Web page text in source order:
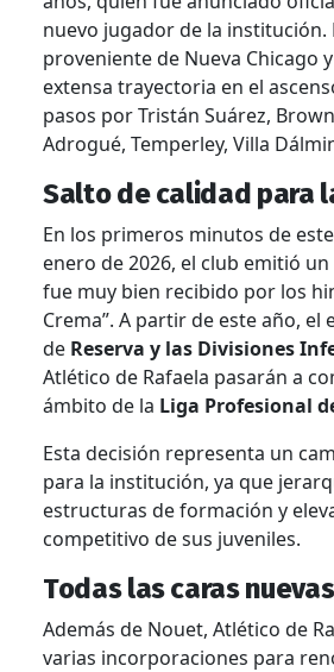
nuevo jugador de la institución.
proveniente de Nueva Chicago
extensa trayectoria en el
pasos por Tristán Suárez,
Adrogué, Temperley, Villa
Salto de calidad para
En los primeros minutos de
enero de 2026, el club emitió
fue muy bien recibido por los
Crema”. A partir de este año, el
de Reserva y las Divisiones
Atlético de Rafaela pasarán a
ámbito de la Liga Profesional
Esta decisión representa un
para la institución, ya que
estructuras de formación y
competitivo de sus juveniles.
Todas las caras nuevas
Además de Nouet, Atlético de
varias incorporaciones para